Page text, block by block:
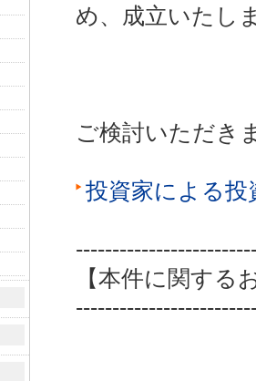
め、成立いたし
ご検討いただき
投資家による
【本件に関する